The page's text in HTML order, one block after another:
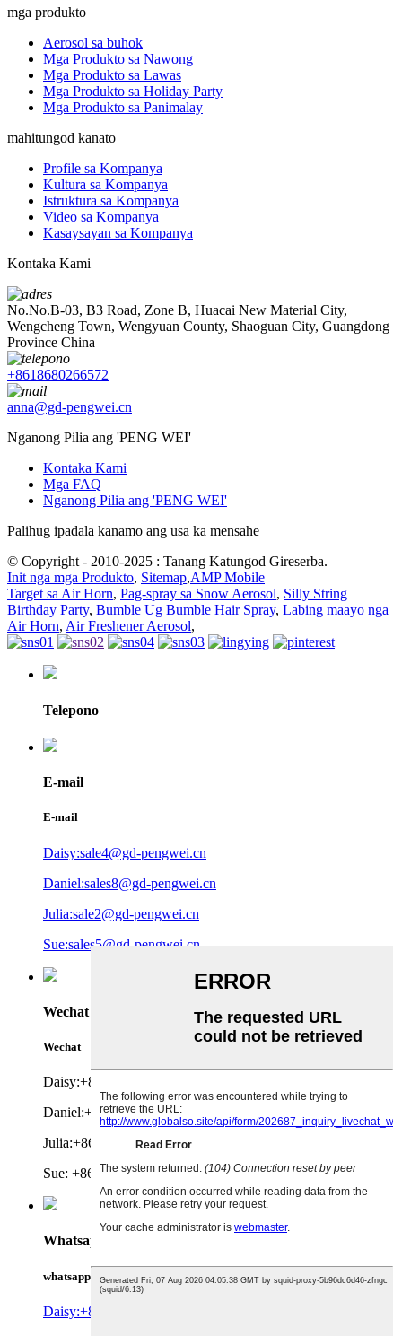
mga produkto
Aerosol sa buhok
Mga Produkto sa Nawong
Mga Produkto sa Lawas
Mga Produkto sa Holiday Party
Mga Produkto sa Panimalay
mahitungod kanato
Profile sa Kompanya
Kultura sa Kompanya
Istruktura sa Kompanya
Video sa Kompanya
Kasaysayan sa Kompanya
Kontaka Kami
No.No.B-03, B3 Road, Zone B, Huacai New Material City,
Wengcheng Town, Wengyuan County, Shaoguan City, Guangdong
Province China
+8618680266572
anna@gd-pengwei.cn
Nganong Pilia ang 'PENG WEI'
Kontaka Kami
Mga FAQ
Nganong Pilia ang 'PENG WEI'
Palihug ipadala kanamo ang usa ka mensahe
© Copyright - 2010-2025 : Tanang Katungod Gireserba.
Init nga mga Produkto, Sitemap,AMP Mobile
Target sa Air Horn, Pag-spray sa Snow Aerosol, Silly String
Birthday Party, Bumble Ug Bumble Hair Spray, Labing maayo nga
Air Horn, Air Freshener Aerosol,
Telepono
E-mail
E-mail
Daisy:sale4@gd-pengwei.cn
Daniel:sales8@gd-pengwei.cn
Julia:sale2@gd-pengwei.cn
Sue:sales5@gd-pengwei.cn
Wechat
Wechat
Daisy:+86 19927149012
Daniel:+86 18011843168
Julia:+86 19927147067
Sue: +86 19927126824
Whatsapp
whatsapp
Daisy:+86 19927149012